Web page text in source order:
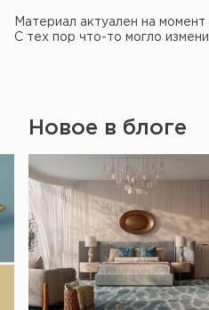
Материал актуален на
С тех пор что-то могло
Новое в блоге